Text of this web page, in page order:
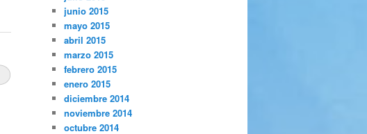
junio 2015
mayo 2015
abril 2015
marzo 2015
febrero 2015
enero 2015
diciembre 2014
noviembre 2014
octubre 2014